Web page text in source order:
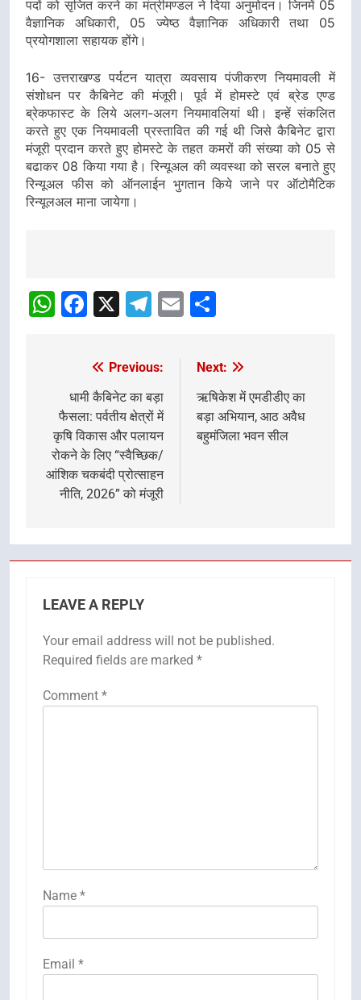
पदों को सृजित करने का मंत्रीमण्डल ने दिया अनुमोदन। जिनमें 05
वैज्ञानिक अधिकारी, 05 ज्येष्ठ वैज्ञानिक अधिकारी तथा 05
प्रयोगशाला सहायक होंगे।
16- उत्तराखण्ड पर्यटन यात्रा व्यवसाय पंजीकरण नियमावली में
संशोधन पर कैबिनेट की मंजूरी। पूर्व में होमस्टे एवं ब्रेड एण्ड
ब्रेकफास्ट के लिये अलग-अलग नियमावलियां थी। इन्हें संकलित
करते हुए एक नियमावली प्रस्तावित की गई थी जिसे कैबिनेट द्वारा
मंजूरी प्रदान करते हुए होमस्टे के तहत कमरों की संख्या को 05 से
बढाकर 08 किया गया है। रिन्यूअल की व्यवस्था को सरल बनाते हुए
रिन्यूअल फीस को ऑनलाईन भुगतान किये जाने पर ऑटोमैटिक
रिन्यूलअल माना जायेगा।
navigation
WhatsApp
Facebook
X Telegram
Email
navigation
Previous:
धामी कैबिनेट का बड़ा
फैसला: पर्वतीय क्षेत्रों में
कृषि विकास और पलायन
रोकने के लिए “स्वैच्छिक/
आंशिक चकबंदी प्रोत्साहन
नीति, 2026” को मंजूरी
Next:
ऋषिकेश में एमडीडीए का
बड़ा अभियान, आठ अवैध
बहुमंजिला भवन सील
LEAVE A REPLY
Your email address will not be published.
Required fields are marked *
Comment *
Name *
Email *